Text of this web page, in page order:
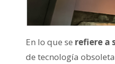
En lo que se refiere a
de tecnología